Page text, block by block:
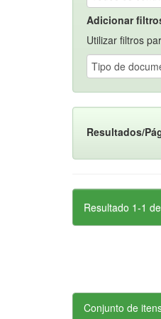
Adicionar
Utilizar filtros
Resultados/
Resultado 1-1
Conjunto de